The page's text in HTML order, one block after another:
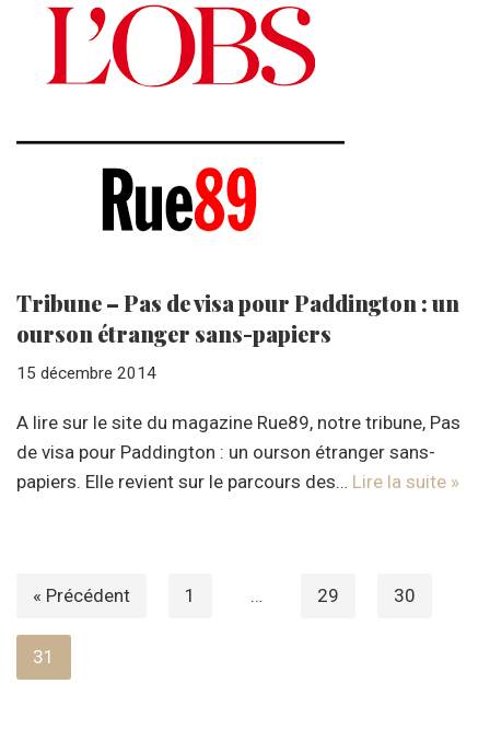
Tribune – Pas de visa pour Paddington : un
ourson étranger sans-papiers
15 décembre 2014
A lire sur le site du magazine Rue89, notre tribune, Pas
de visa pour Paddington : un ourson étranger sans-
papiers. Elle revient sur le parcours des… Lire la suite »
« Précédent 1 … 29 30
31